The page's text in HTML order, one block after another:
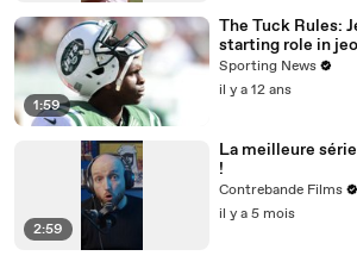
1:59
The Tuck Rules:
starting role in
Sporting News
il y a 12 ans
2:59
La meilleure
!
Contrebande Films
il y a 5 mois